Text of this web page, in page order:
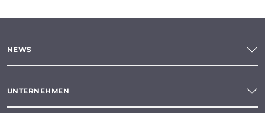
NEWS
UNTERNEHMEN